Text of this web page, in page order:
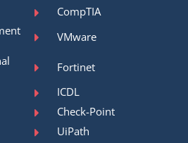
CompTIA
VMware
Fortinet
ICDL
Check-Point
UiPath